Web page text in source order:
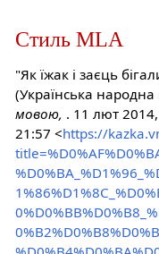
Стиль MLA
"Як їжак і заєць
(Українська народна
мовою, . 11 лют
21:57 <https://